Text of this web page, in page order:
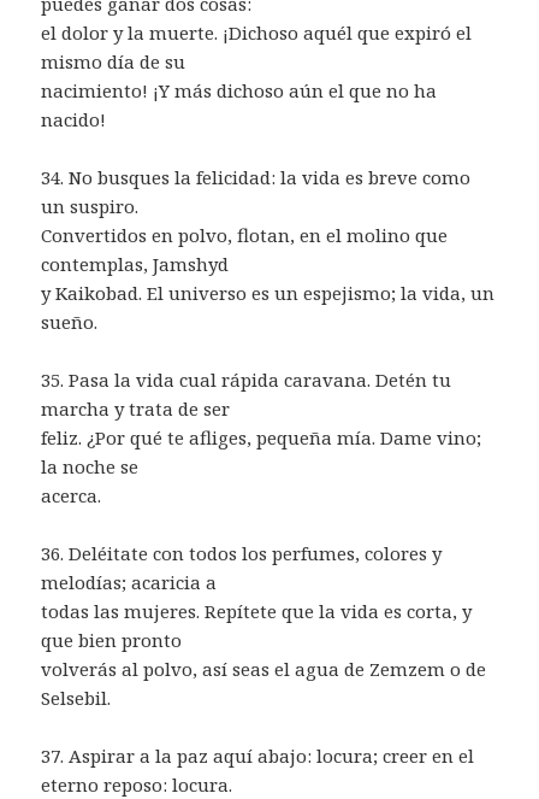
el dolor y la muerte. ¡Dichoso aquél que expiró el
mismo día de su
nacimiento! ¡Y más dichoso aún el que no ha
nacido!
34. No busques la felicidad: la vida es breve como
un suspiro.
Convertidos en polvo, flotan, en el molino que
contemplas, Jamshyd
y Kaikobad. El universo es un espejismo; la vida, un
sueño.
35. Pasa la vida cual rápida caravana. Detén tu
marcha y trata de ser
feliz. ¿Por qué te afliges, pequeña mía. Dame vino;
la noche se
acerca.
36. Deléitate con todos los perfumes, colores y
melodías; acaricia a
todas las mujeres. Repítete que la vida es corta, y
que bien pronto
volverás al polvo, así seas el agua de Zemzem o de
Selsebil.
37. Aspirar a la paz aquí abajo: locura; creer en el
eterno reposo: locura.